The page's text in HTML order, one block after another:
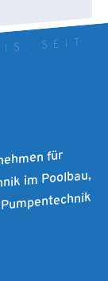
SEIT
für
im Poolbau,